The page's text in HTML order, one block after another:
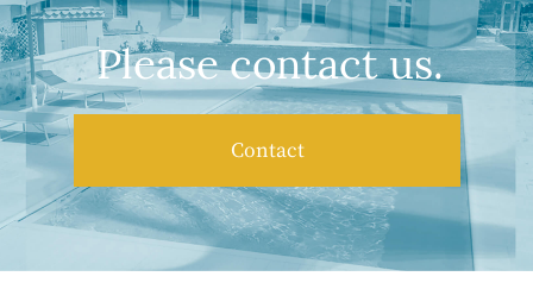
Please contact us.
Contact